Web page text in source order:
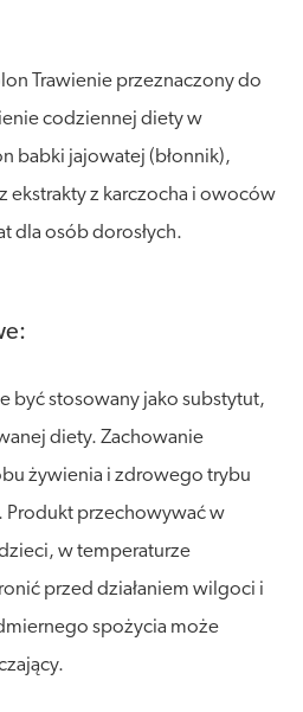
Trawienie przeznaczony do
codziennej diety w
babki jajowatej (błonnik),
ekstrakty z karczocha i owoców
dla osób dorosłych.
być stosowany jako substytut,
diety. Zachowanie
żywienia i zdrowego trybu
Produkt przechowywać w
w temperaturze
przed działaniem wilgoci i
spożycia może